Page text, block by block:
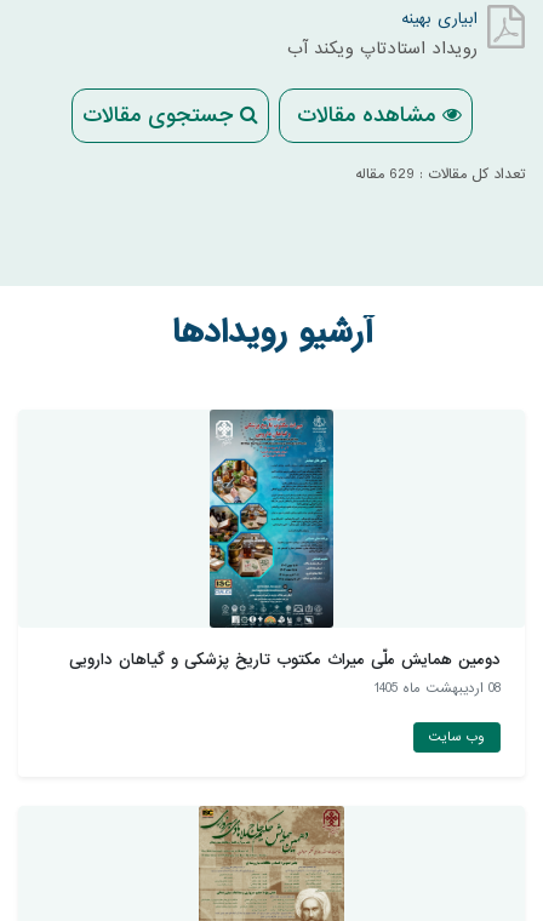
ابیاری بهینه
رویداد استادتاپ ویکند آب
مشاهده مقالات جستجوی مقالات
تعداد کل مقالات : 629 مقاله
آرشیو رویدادها
دومین همایش ملّی میراث مکتوب تاریخ پزشکی و گیاهان دارويی
08 ارديبهشت ماه 1405
وب سایت